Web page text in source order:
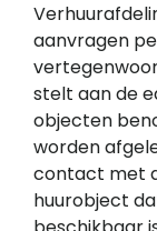
aanvragen
stelt aan de
objecten
worden
contact met
huurobject